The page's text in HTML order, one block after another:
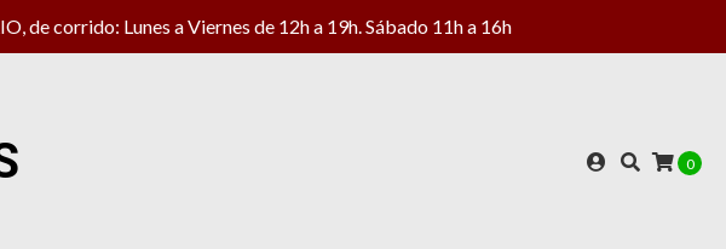
de corrido: Lunes a Viernes de 12h a 19h. Sábado 11h a 16h
0